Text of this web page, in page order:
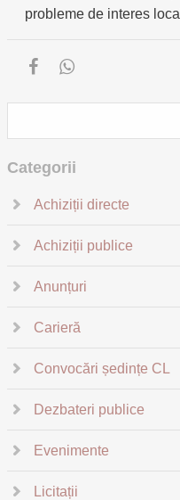
probleme de interes local
Categorii
Achiziții directe
Achiziții publice
Anunțuri
Carieră
Convocări ședințe CL
Dezbateri publice
Evenimente
Licitații